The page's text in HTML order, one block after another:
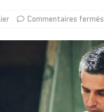
Commentaires fermés